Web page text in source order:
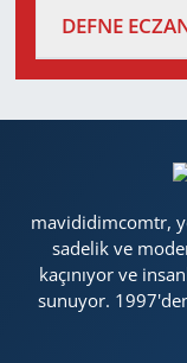
DEFNE
mavididimcomtr,
sadelik ve
kaçınıyor ve
sunuyor.